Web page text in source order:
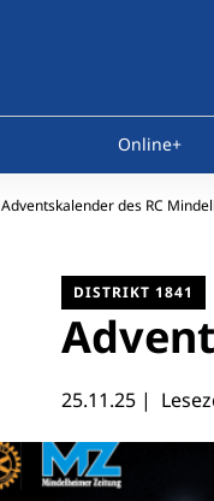
Online+
Adventskalender des RC
DISTRIKT 1841
25.11.25|